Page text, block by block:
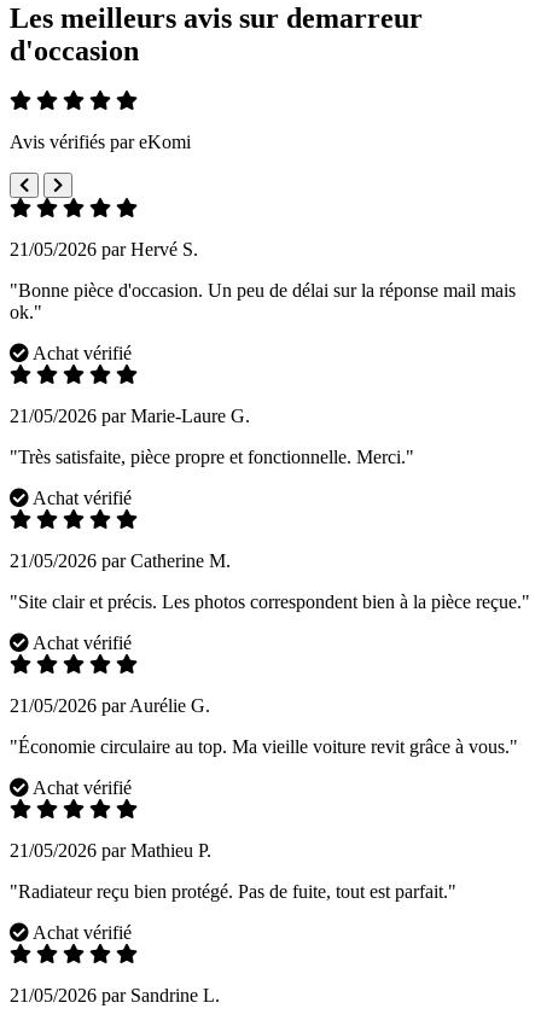
Les meilleurs avis sur demarreur
d'occasion
Avis vérifiés par eKomi
21/05/2026 par Hervé S.
"Bonne pièce d'occasion. Un peu de délai sur la réponse mail mais
ok."
Achat vérifié
21/05/2026 par Marie-Laure G.
"Très satisfaite, pièce propre et fonctionnelle. Merci."
Achat vérifié
21/05/2026 par Catherine M.
"Site clair et précis. Les photos correspondent bien à la pièce reçue."
Achat vérifié
21/05/2026 par Aurélie G.
"Économie circulaire au top. Ma vieille voiture revit grâce à vous."
Achat vérifié
21/05/2026 par Mathieu P.
"Radiateur reçu bien protégé. Pas de fuite, tout est parfait."
Achat vérifié
21/05/2026 par Sandrine L.